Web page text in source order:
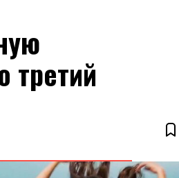
третий